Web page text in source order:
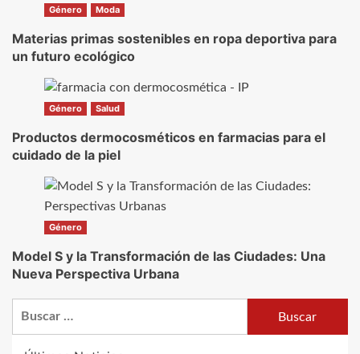
Género Moda
Materias primas sostenibles en ropa deportiva para
un futuro ecológico
Género Salud
Productos dermocosméticos en farmacias para el
cuidado de la piel
Género
Model S y la Transformación de las Ciudades: Una
Nueva Perspectiva Urbana